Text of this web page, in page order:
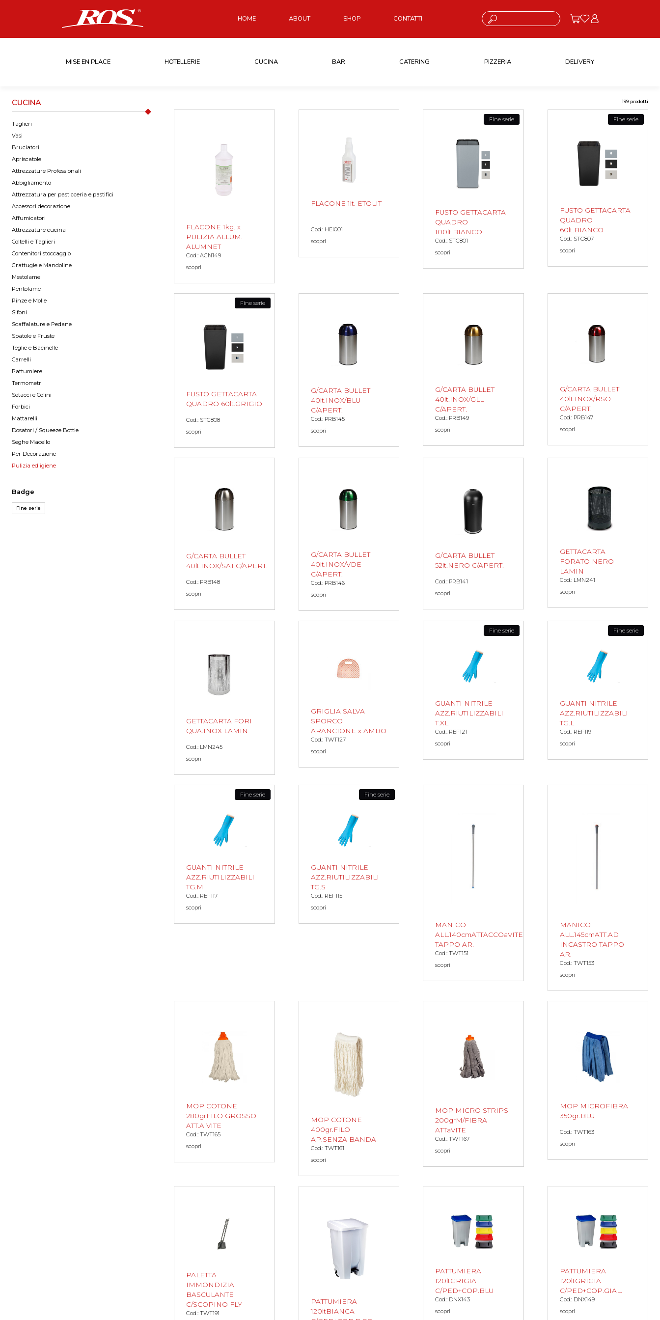
HOME ABOUT SHOP CONTATTI Cosa stai cercando?
MISE EN PLACE HOTELLERIE CUCINA BAR CATERING PIZZERIA DELIVERY
CUCINA
Taglieri
Vasi
Bruciatori
Apriscatole
Attrezzature Professionali
Abbigliamento
Attrezzatura per pasticceria e pastifici
Accessori decorazione
Affumicatori
Attrezzature cucina
Coltelli e Taglieri
Contenitori stoccaggio
Grattugie e Mandoline
Mestolame
Pentolame
Pinze e Molle
Sifoni
Scaffalature e Pedane
Spatole e Fruste
Teglie e Bacinelle
Carrelli
Pattumiere
Termometri
Setacci e Colini
Forbici
Mattarelli
Dosatori / Squeeze Bottle
Seghe Macello
Per Decorazione
Pulizia ed igiene
Badge
Fine serie
199 prodotti
FLACONE 1kg. x
PULIZIA ALLUM.
ALUMNET
Cod.: AGN149
scopri
FLACONE 1lt. ETOLIT
Cod.: HEI001
scopri
Fine serie
FUSTO GETTACARTA
QUADRO
100lt.BIANCO
Cod.: STC801
scopri
Fine serie
FUSTO GETTACARTA
QUADRO
60lt.BIANCO
Cod.: STC807
scopri
Fine serie
FUSTO GETTACARTA
QUADRO 60lt.GRIGIO
Cod.: STC808
scopri
G/CARTA BULLET
40lt.INOX/BLU
C/APERT.
Cod.: PRB145
scopri
G/CARTA BULLET
40lt.INOX/GLL
C/APERT.
Cod.: PRB149
scopri
G/CARTA BULLET
40lt.INOX/RSO
C/APERT.
Cod.: PRB147
scopri
G/CARTA BULLET
40lt.INOX/SAT.C/APERT.
Cod.: PRB148
scopri
G/CARTA BULLET
40lt.INOX/VDE
C/APERT.
Cod.: PRB146
scopri
G/CARTA BULLET
52lt.NERO C/APERT.
Cod.: PRB141
scopri
GETTACARTA
FORATO NERO
LAMIN
Cod.: LMN241
scopri
GETTACARTA FORI
QUA.INOX LAMIN
Cod.: LMN245
scopri
GRIGLIA SALVA
SPORCO
ARANCIONE x AMBO
Cod.: TWT127
scopri
Fine serie
GUANTI NITRILE
AZZ.RIUTILIZZABILI
T.XL
Cod.: REF121
scopri
Fine serie
GUANTI NITRILE
AZZ.RIUTILIZZABILI
TG.L
Cod.: REF119
scopri
Fine serie
GUANTI NITRILE
AZZ.RIUTILIZZABILI
TG.M
Cod.: REF117
scopri
Fine serie
GUANTI NITRILE
AZZ.RIUTILIZZABILI
TG.S
Cod.: REF115
scopri
MANICO
ALL.140cmATTACCOaVITE
TAPPO AR.
Cod.: TWT151
scopri
MANICO
ALL.145cmATT.AD
INCASTRO TAPPO
AR.
Cod.: TWT153
scopri
MOP COTONE
280grFILO GROSSO
ATT.A VITE
Cod.: TWT165
scopri
MOP COTONE
400gr.FILO
AP.SENZA BANDA
Cod.: TWT161
scopri
MOP MICRO STRIPS
200grM/FIBRA
ATTaVITE
Cod.: TWT167
scopri
MOP MICROFIBRA
350gr.BLU
Cod.: TWT163
scopri
PALETTA
IMMONDIZIA
BASCULANTE
C/SCOPINO FLY
Cod.: TWT191
PATTUMIERA
120ltBIANCA
PATTUMIERA
120ltGRIGIA
C/PED+COP.BLU
Cod.: DNX143
scopri
PATTUMIERA
120ltGRIGIA
C/PED+COP.GIAL.
Cod.: DNX149
scopri